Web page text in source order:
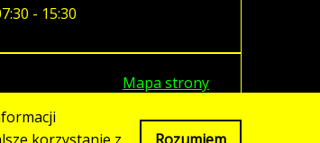
- 15:30
Mapa strony